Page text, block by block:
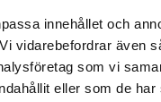
innehållet och
vidarebefordrar även
som vi
eller som de
524